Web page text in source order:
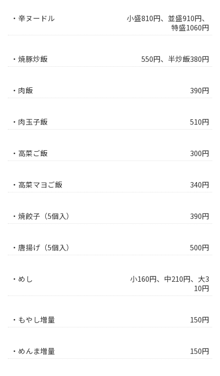
・辛ヌードル
小盛810円、並盛910円、
特盛1060円
・焼豚炒飯 550円、半炒飯380円
・肉飯 390円
・肉玉子飯 510円
・高菜ご飯 300円
・高菜マヨご飯 340円
・焼餃子（5個入） 390円
・唐揚げ（5個入） 500円
・めし
小160円、中210円、大3
10円
・もやし増量 150円
・めんま増量 150円